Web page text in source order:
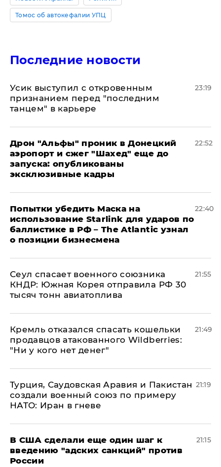
Томос об автокефалии УПЦ
Последние новости
Усик выступил с откровенным
признанием перед "последним
танцем" в карьере
23:19
Дрон "Альфы" проник в Донецкий
аэропорт и сжег "Шахед" еще до
запуска: опубликованы
эксклюзивные кадры
22:52
Попытки убедить Маска на
использование Starlink для ударов по
баллистике в РФ – The Atlantic узнал
о позиции бизнесмена
22:40
​Сеул спасает военного союзника
КНДР: Южная Корея отправила РФ 30
тысяч тонн авиатоплива
21:55
Кремль отказался спасать кошельки
продавцов атакованного Wildberries:
"Ни у кого нет денег"
21:49
Турция, Саудовская Аравия и Пакистан
создали военный союз по примеру
НАТО: Иран в гневе
21:19
В США сделали еще один шаг к
введению "адских санкций" против
России
21:15